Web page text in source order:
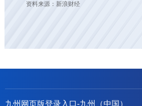
资料来源：新浪财经
九州网页版登录入口-九州（中国）